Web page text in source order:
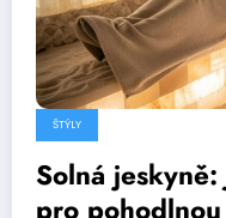
ŠTÝLY
Solná
pro